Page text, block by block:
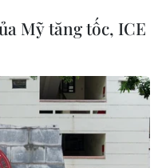
tuyển
Đình
Mỹ tăng tốc, ICE